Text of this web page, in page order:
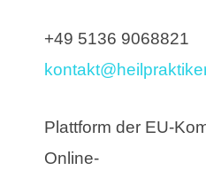
+49 5136 9068821
Plattform der EU-
Online-